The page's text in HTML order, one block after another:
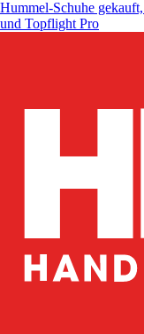
Hummel-Schuhe gekauft,
und Topflight Pro